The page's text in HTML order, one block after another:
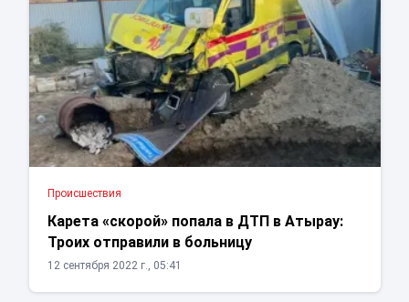
Проиcшествия
Карета «скорой» попала в ДТП в Атырау:
Троих отправили в больницу
12 сентября 2022 г., 05:41